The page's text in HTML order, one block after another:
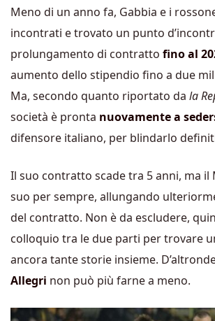
Meno di un anno fa, Gabbia e i
incontrati e trovato un punto
prolungamento di contratto fino al
aumento dello stipendio fino a due
Ma, secondo quanto riportato da la
società è pronta nuovamente a
difensore italiano, per blindarlo
Il suo contratto scade tra 5 anni, ma il
suo per sempre, allungando
del contratto. Non è da escludere,
colloquio tra le due parti per trovare
ancora tante storie insieme.
Allegri non può più farne a meno.